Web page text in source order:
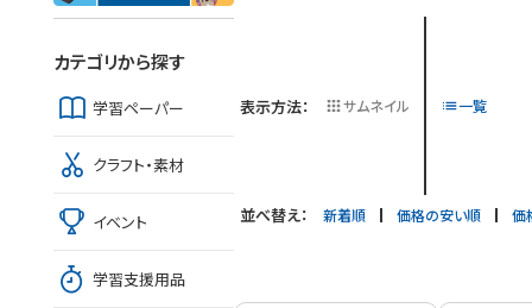
表示方法： サムネイル 一覧
並べ替え： 新着順 価格の安い順 価
カテゴリから探す
学習ペーパー
クラフト・素材
イベント
学習支援用品